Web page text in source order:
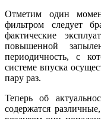
Отметим один
фильтром следует
фактические
повышенной
периодичность, с
системе впуска
пару раз.
Теперь об
содержатся